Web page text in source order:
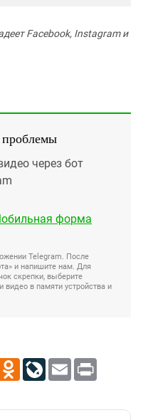
Facebook, Instagram и
проблемы
через бот
форма
Telegram. После
и напишите нам. Для
скрепки, выберите
в памяти устройства и
Odnoklassniki
LiveJournal
Email Print